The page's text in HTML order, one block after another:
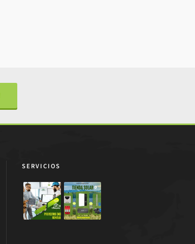
SERVICIOS